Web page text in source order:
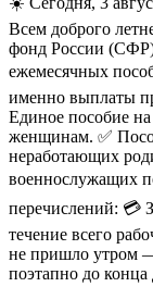
Всем доброго
фонд России (СФР)
ежемесячных
именно выплаты
Единое пособие
женщинам. ✅
неработающих
военнослужащих
перечислений: 💳
течение всего
не пришло утром
поэтапно до